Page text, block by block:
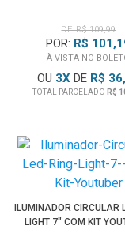
DE: R$ 109,99
POR: R$
À VISTA NO
OU 3XDE R$
TOTAL PARCELADO R$
ILUMINADOR CIRCULAR
LIGHT 7" COM KIT